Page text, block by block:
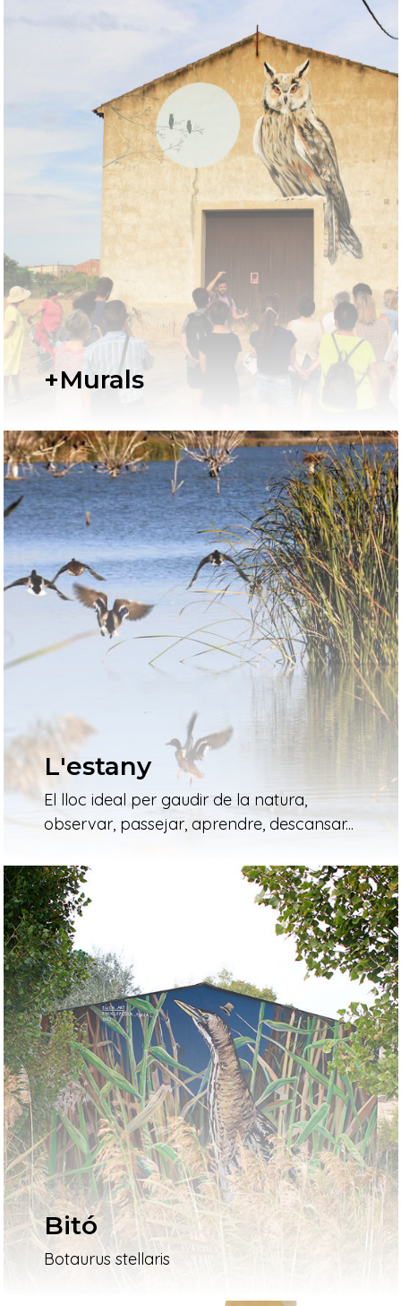
+Murals
L'estany
El lloc ideal per gaudir de la natura,
observar, passejar, aprendre, descansar...
Bitó
Botaurus stellaris